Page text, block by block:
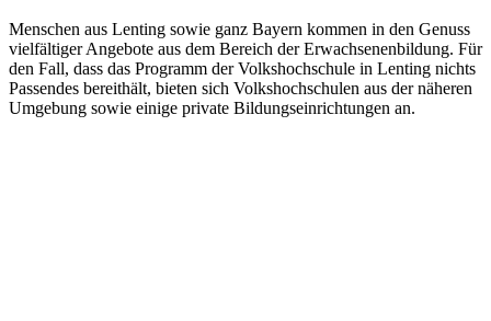
Menschen aus Lenting sowie ganz Bayern kommen in den Genuss
vielfältiger Angebote aus dem Bereich der Erwachsenenbildung. Für
den Fall, dass das Programm der Volkshochschule in Lenting nichts
Passendes bereithält, bieten sich Volkshochschulen aus der näheren
Umgebung sowie einige private Bildungseinrichtungen an.